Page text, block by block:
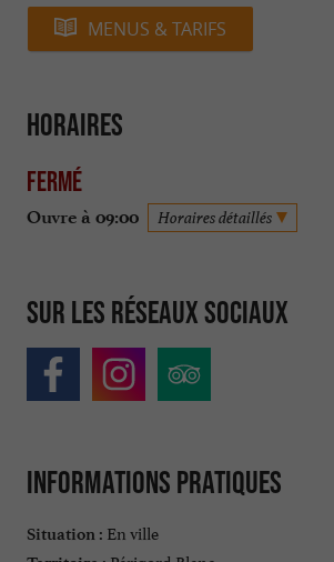
MENUS & TARIFS
Horaires
Fermé
Ouvre à 09:00 Horaires détaillés
Sur les réseaux sociaux
Informations pratiques
Situation : En ville